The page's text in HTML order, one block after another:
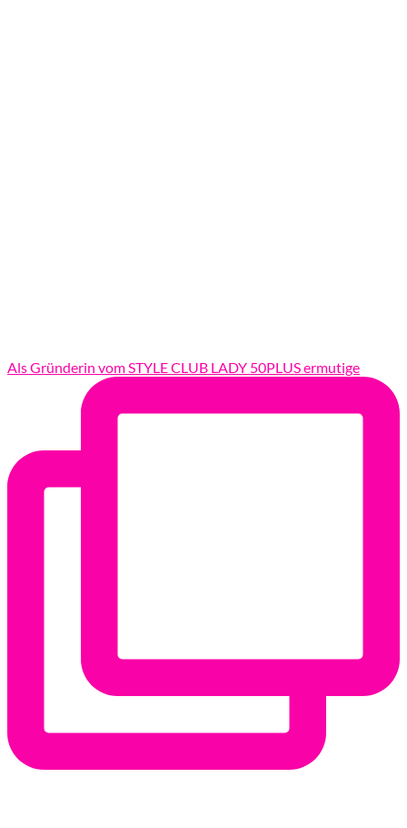
Als Gründerin vom STYLE CLUB LADY 50PLUS ermutige